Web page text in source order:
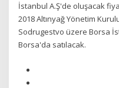
İstanbul A.Ş'de oluşacak
2018 Altınyağ Yönetim
Sodrugestvo üzere Borsa
Borsa'da satılacak.